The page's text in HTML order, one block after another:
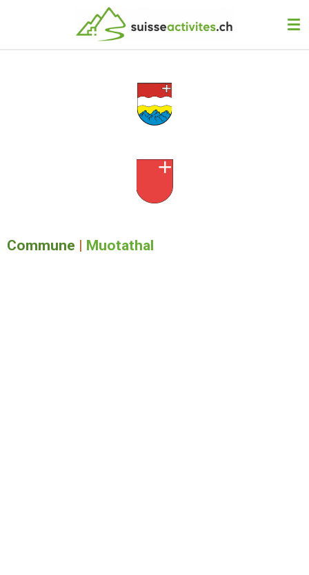
Commune | Muotathal